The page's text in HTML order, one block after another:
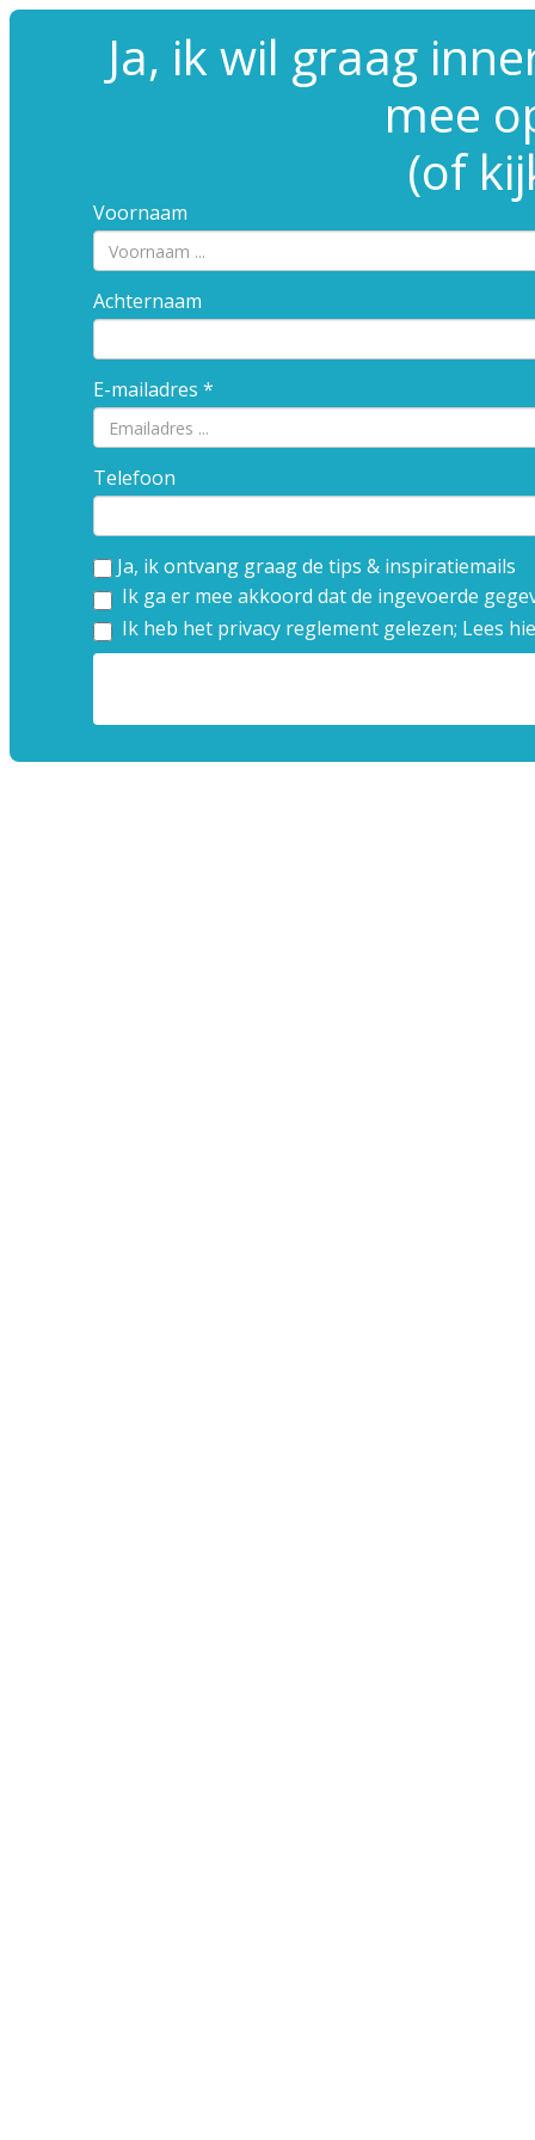
Ja, ik wil graag
mee
(of
Voornaam
Achternaam
E-mailadres
Telefoon
Ja, ik ontvang graag de tips & inspiratiemails
Ik ga er mee akkoord dat de ingevoerde
Ik heb het privacy reglement gelezen; Lees